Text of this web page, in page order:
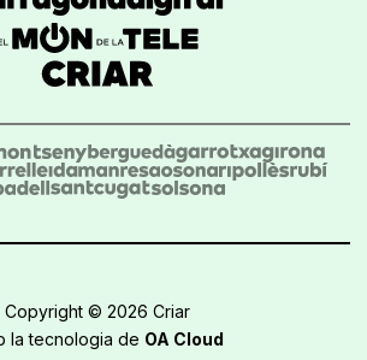
Copyright © 2026 Criar
la tecnologia de OA Cloud